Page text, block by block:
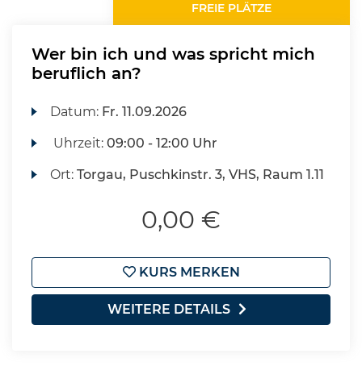
FREIE PLÄTZE
Wer bin ich und was spricht mich
beruflich an?
Datum: Fr. 11.09.2026
Uhrzeit:09:00 - 12:00 Uhr
Ort:Torgau, Puschkinstr. 3, VHS, Raum 1.11
0,00 €
KURS MERKEN
WEITERE DETAILS